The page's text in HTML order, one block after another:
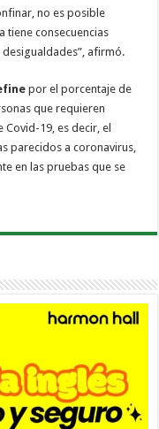
no es posible
tiene consecuencias
afirmó.
por el porcentaje de
que requieren
19, es decir, el
parecidos a coronavirus,
en las pruebas que se